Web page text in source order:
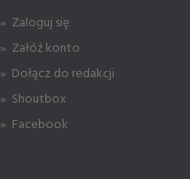
» Zaloguj się
» Załóż konto
» Dołącz do redakcji
» Shoutbox
» Facebook